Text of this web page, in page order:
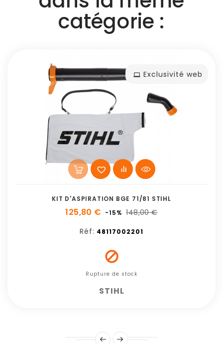
catégorie :
Exclusivité web
KIT D'ASPIRATION BGE 71/81 STIHL
125,80 € -15% 148,00 €
Réf: 48117002201

Rupture de stock
STIHL